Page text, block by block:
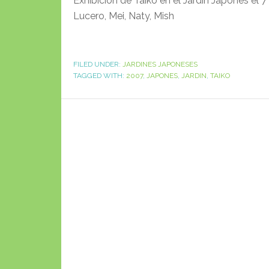
Lucero, Mei, Naty, Mish
FILED UNDER: JARDINES JAPONESES
TAGGED WITH: 2007, JAPONES, JARDIN, TAIKO